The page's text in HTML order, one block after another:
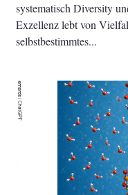
systematisch Diversity
Exzellenz lebt von
selbstbestimmtes